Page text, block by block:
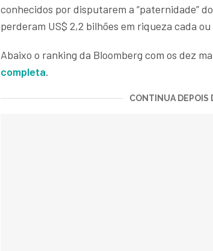
conhecidos por disputarem a “paternidade”
perderam US$ 2,2 bilhões em riqueza cada
Abaixo o ranking da Bloomberg com os dez
completa.
CONTINUA DEPOIS